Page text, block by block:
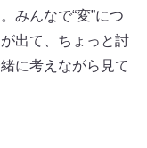
みんなで“変”につ
出て、ちょっと討
に考えながら見て